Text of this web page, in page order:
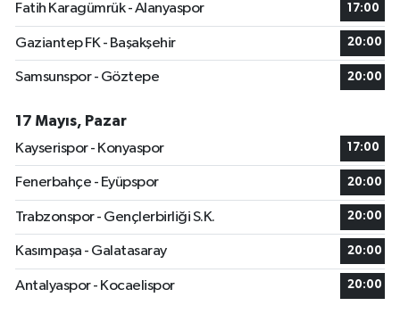
Fatih Karagümrük - Alanyaspor
17:00
Gaziantep FK - Başakşehir 20:00
Samsunspor - Göztepe 20:00
17 Mayıs, Pazar
Kayserispor - Konyaspor
17:00
Fenerbahçe - Eyüpspor 20:00
Trabzonspor - Gençlerbirliği S.K. 20:00
Kasımpaşa - Galatasaray 20:00
Antalyaspor - Kocaelispor 20:00